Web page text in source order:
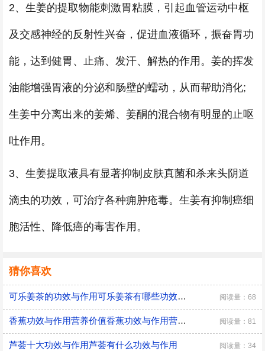
2、生姜的提取物能刺激胃粘膜，引起血管运动中枢
及交感神经的反射性兴奋，促进血液循环，振奋胃功
能，达到健胃、止痛、发汗、解热的作用。姜的挥发
油能增强胃液的分泌和肠壁的蠕动，从而帮助消化;
生姜中分离出来的姜烯、姜酮的混合物有明显的止呕
吐作用。
3、生姜提取液具有显著抑制皮肤真菌和杀来头阴道
滴虫的功效，可治疗各种痈肿疮毒。生姜有抑制癌细
胞活性、降低癌的毒害作用。
猜你喜欢
可乐姜茶的功效与作用可乐姜茶有哪些功效与作用 阅读量：68
香蕉功效与作用营养价值香蕉功效与作用营养价值是 阅读量：81
芦荟十大功效与作用芦荟有什么功效与作用 阅读量：34